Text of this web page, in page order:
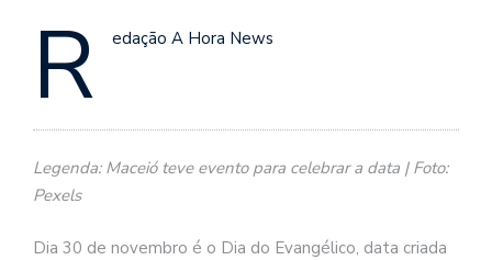
R edação A Hora News
Legenda: Maceió teve evento para celebrar a data | Foto:
Pexels
Dia 30 de novembro é o Dia do Evangélico, data criada